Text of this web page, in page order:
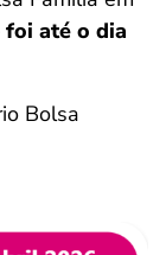
foi até o dia
Bolsa